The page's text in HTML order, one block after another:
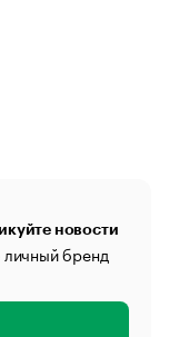
новости
личный бренд